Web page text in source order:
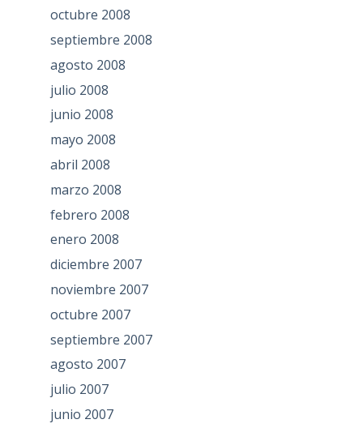
octubre 2008
septiembre 2008
agosto 2008
julio 2008
junio 2008
mayo 2008
abril 2008
marzo 2008
febrero 2008
enero 2008
diciembre 2007
noviembre 2007
octubre 2007
septiembre 2007
agosto 2007
julio 2007
junio 2007